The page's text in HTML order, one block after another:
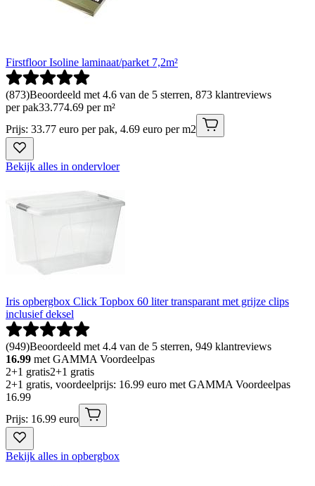
Firstfloor Isoline laminaat/parket 7,2m²
(873)Beoordeeld met 4.6 van de 5 sterren, 873 klantreviews
per pak33.774.69 per m²
Prijs: 33.77 euro per pak, 4.69 euro per m2
Bekijk alles in ondervloer
Iris opbergbox Click Topbox 60 liter transparant met grijze clips
inclusief deksel
(949)Beoordeeld met 4.4 van de 5 sterren, 949 klantreviews
16.99 met GAMMA Voordeelpas
2+1 gratis2+1 gratis
2+1 gratis, voordeelprijs: 16.99 euro met GAMMA Voordeelpas
16.99
Prijs: 16.99 euro
Bekijk alles in opbergbox